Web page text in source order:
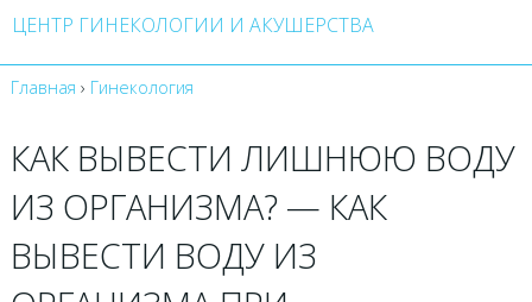
ЦЕНТР ГИНЕКОЛОГИИ И АКУШЕРСТВА
Главная › Гинекология
КАК ВЫВЕСТИ ЛИШНЮЮ ВОДУ
ИЗ ОРГАНИЗМА? — КАК
ВЫВЕСТИ ВОДУ ИЗ